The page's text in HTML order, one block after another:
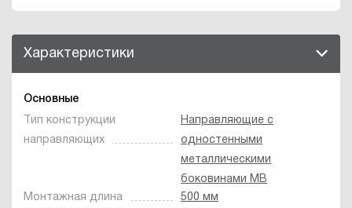
Характеристики
Основные
Тип конструкции
направляющих
Направляющие с
одностенными
металлическими
боковинами MB
Монтажная длина
500 мм